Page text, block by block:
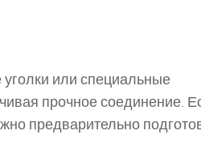
или специальные
прочное соединение.
предварительно